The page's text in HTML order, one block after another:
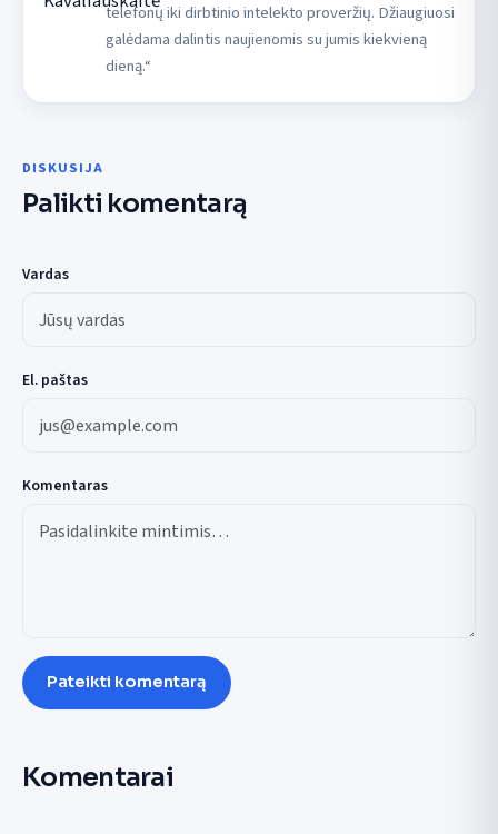
telefonų iki dirbtinio intelekto proveržių. Džiaugiuosi
galėdama dalintis naujienomis su jumis kiekvieną
dieną.“
DISKUSIJA
Palikti komentarą
Vardas
El. paštas
Komentaras
Pateikti komentarą
Komentarai